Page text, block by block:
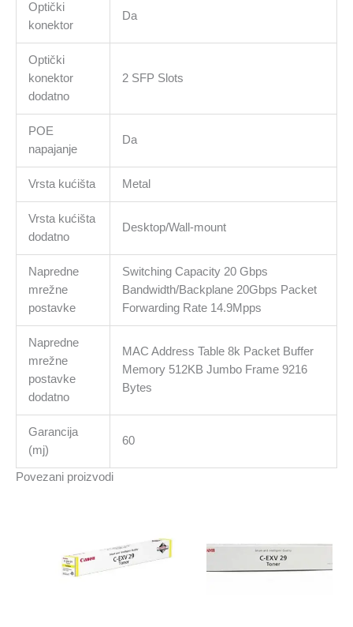
Optički
konektor
Da
Optički
konektor
dodatno
2 SFP Slots
POE
napajanje
Da
Vrsta kućišta Metal
Vrsta kućišta
dodatno
Desktop/Wall-mount
Napredne
mrežne
postavke
Switching Capacity 20 Gbps
Bandwidth/Backplane 20Gbps Packet
Forwarding Rate 14.9Mpps
Napredne
mrežne
postavke
dodatno
MAC Address Table 8k Packet Buffer
Memory 512KB Jumbo Frame 9216
Bytes
Garancija
(mj)
60
Povezani proizvodi